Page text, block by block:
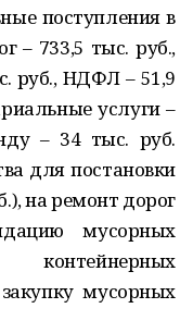
поступления в
– 733,5 тыс. руб.,
руб., НДФЛ – 51,9
услуги –
– 34 тыс. руб.
для постановки
на ремонт дорог
мусорных
контейнерных
мусорных